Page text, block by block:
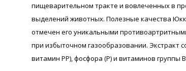
пищеварительном тракте и вовлеченных в
выделений животных. Полезные качества
отмечен его уникальными
при избыточном газообразовании. Экстракт
витамин РР), фосфора (P) и витаминов группы